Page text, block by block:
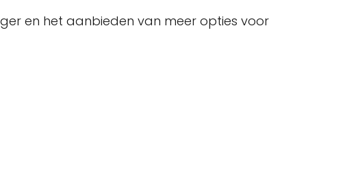
en het aanbieden van meer opties voor